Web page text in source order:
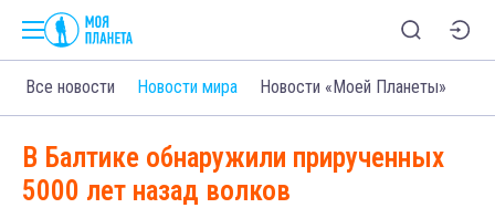
Все новости Новости мира Новости «Моей Планеты»
В Балтике обнаружили прирученных
5000 лет назад волков